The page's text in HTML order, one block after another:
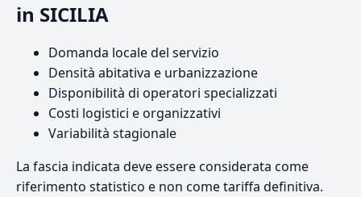
in SICILIA
Domanda locale del servizio
Densità abitativa e urbanizzazione
Disponibilità di operatori specializzati
Costi logistici e organizzativi
Variabilità stagionale
La fascia indicata deve essere considerata come
riferimento statistico e non come tariffa definitiva.